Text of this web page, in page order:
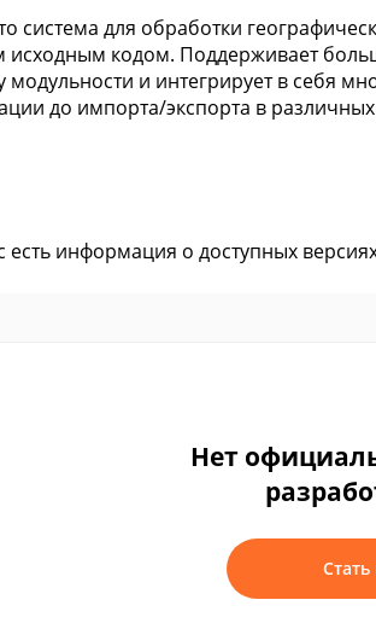
система для обработки
исходным кодом. Поддерживает
модульности и интегрирует в себя
до импорта/экспорта в
есть информация о доступных
Нет